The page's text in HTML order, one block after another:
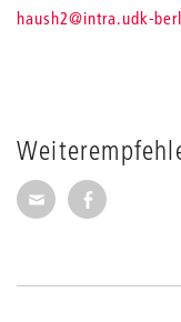
Seite per E-
Seite auf
haush2@intra.udk-